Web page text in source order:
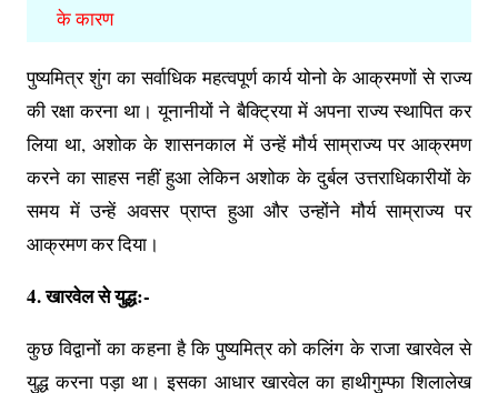
के कारण
पुष्यमित्र शुंग का सर्वाधिक महत्वपूर्ण कार्य योनो के आक्रमणों से राज्य
की रक्षा करना था। यूनानीयों ने बैक्ट्रिया में अपना राज्य स्थापित कर
लिया था, अशोक के शासनकाल में उन्हें मौर्य साम्राज्य पर आक्रमण
करने का साहस नहीं हुआ लेकिन अशोक के दुर्बल उत्तराधिकारीयों के
समय में उन्हें अवसर प्राप्त हुआ और उन्होंने मौर्य साम्राज्य पर
आक्रमण कर दिया।
4. खारवेल से युद्ध:-
कुछ विद्वानों का कहना है कि पुष्यमित्र को कलिंग के राजा खारवेल से
युद्ध करना पड़ा था। इसका आधार खारवेल का हाथीगुम्फा शिलालेख